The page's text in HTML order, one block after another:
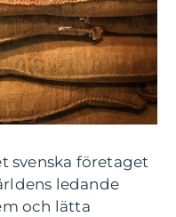
svenska företaget
ledande
och lätta